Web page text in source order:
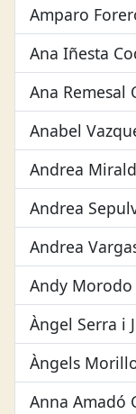
Amparo
Ana Iñesta
Ana Remesal
Anabel
Andrea
Andrea
Andrea
Andy
Àngel Serra i
Àngels
Anna Amadó